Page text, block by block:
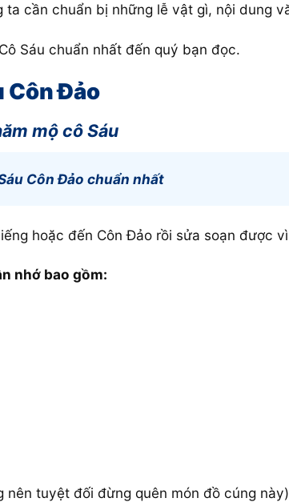
cần chuẩn bị những lễ vật gì, nội dung
Sáu chuẩn nhất đến quý bạn đọc.
Côn Đảo
mộ cô Sáu
Côn Đảo chuẩn nhất
hoặc đến Côn Đảo rồi sửa soạn được
nhớ bao gồm:
nên tuyệt đối đừng quên món đồ cúng